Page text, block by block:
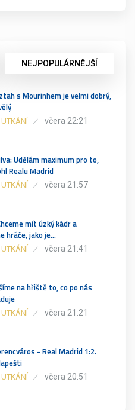
NEJPOPULÁRNĚJŠÍ
s Mourinhem je velmi dobrý,
UTKÁNÍ včera 22:21
Udělám maximum pro to,
Realu Madrid
UTKÁNÍ včera 21:57
mít úzký kádr a
hráče, jako je…
UTKÁNÍ včera 21:41
na hřiště to, co po nás
UTKÁNÍ včera 21:21
- Real Madrid 1:2.
UTKÁNÍ včera 20:51